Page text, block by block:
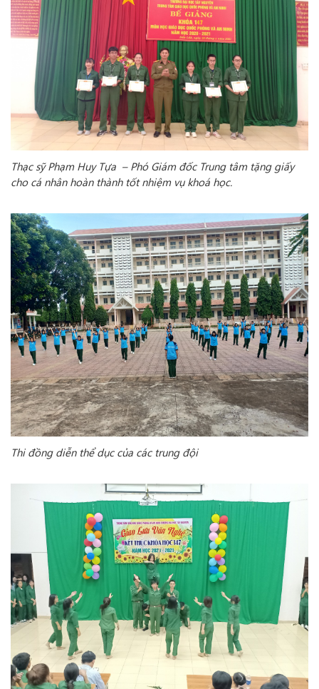
Thạc sỹ Phạm Huy Tựa – Phó Giám đốc Trung tâm tặng giấy
cho cá nhân hoàn thành tốt nhiệm vụ khoá học.
Thi đồng diễn thể dục của các trung đội